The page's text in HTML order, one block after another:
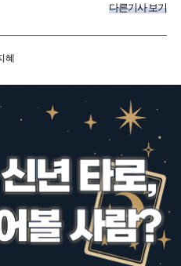
다른기사 보기
혜